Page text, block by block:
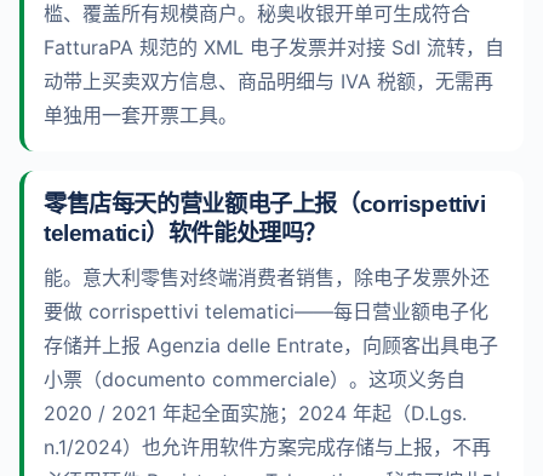
槛、覆盖所有规模商户。秘奥收银开单可生成符合
FatturaPA 规范的 XML 电子发票并对接 SdI 流转，自
动带上买卖双方信息、商品明细与 IVA 税额，无需再
单独用一套开票工具。
零售店每天的营业额电子上报（corrispettivi
telematici）软件能处理吗？
能。意大利零售对终端消费者销售，除电子发票外还
要做 corrispettivi telematici——每日营业额电子化
存储并上报 Agenzia delle Entrate，向顾客出具电子
小票（documento commerciale）。这项义务自
2020 / 2021 年起全面实施；2024 年起（D.Lgs.
n.1/2024）也允许用软件方案完成存储与上报，不再